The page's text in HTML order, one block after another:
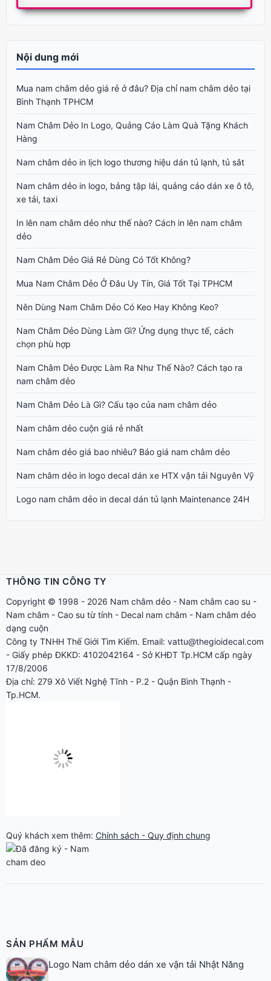
Nội dung mới
Mua nam châm dẻo giá rẻ ở đâu? Địa chỉ nam châm dẻo tại
Bình Thạnh TPHCM
Nam Châm Dẻo In Logo, Quảng Cáo Làm Quà Tặng Khách
Hàng
Nam châm dẻo in lịch logo thương hiệu dán tủ lạnh, tủ sắt
Nam châm dẻo in logo, bảng tập lái, quảng cáo dán xe ô tô,
xe tải, taxi
In lên nam châm dẻo như thế nào? Cách in lên nam châm
dẻo
Nam Châm Dẻo Giá Rẻ Dùng Có Tốt Không?
Mua Nam Châm Dẻo Ở Đâu Uy Tín, Giá Tốt Tại TPHCM
Nên Dùng Nam Châm Dẻo Có Keo Hay Không Keo?
Nam Châm Dẻo Dùng Làm Gì? Ứng dụng thực tế, cách
chọn phù hợp
Nam Châm Dẻo Được Làm Ra Như Thế Nào? Cách tạo ra
nam châm dẻo
Nam Châm Dẻo Là Gì? Cấu tạo của nam châm dẻo
Nam châm dẻo cuộn giá rẻ nhất
Nam châm dẻo giá bao nhiêu? Báo giá nam châm dẻo
Nam châm dẻo in logo decal dán xe HTX vận tải Nguyên Vỹ
Logo nam châm dẻo in decal dán tủ lạnh Maintenance 24H
THÔNG TIN CÔNG TY
Copyright © 1998 - 2026 Nam châm dẻo - Nam châm cao su -
Nam châm - Cao su từ tính - Decal nam châm - Nam châm dẻo
dạng cuộn
Công ty TNHH Thế Giới Tìm Kiếm. Email: vattu@thegioidecal.com
- Giấy phép ĐKKD: 4102042164 - Sở KHĐT Tp.HCM cấp ngày
17/8/2006
Địa chỉ: 279 Xô Viết Nghệ Tĩnh - P.2 - Quận Bình Thạnh -
Tp.HCM.
SẢN PHẨM MẪU
Nam châm dẻo quảng cáo
Decal nam châm dẻo dán xe Rusta Vietnam